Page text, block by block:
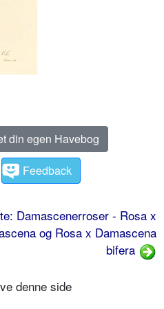
din egen Havebog
Feedback
Damascenerroser - Rosa x
og Rosa x Damascena
bifera
denne side